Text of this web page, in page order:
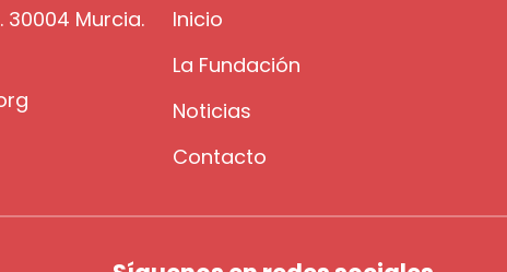
30004 Murcia.
Inicio
La Fundación
Noticias
Contacto